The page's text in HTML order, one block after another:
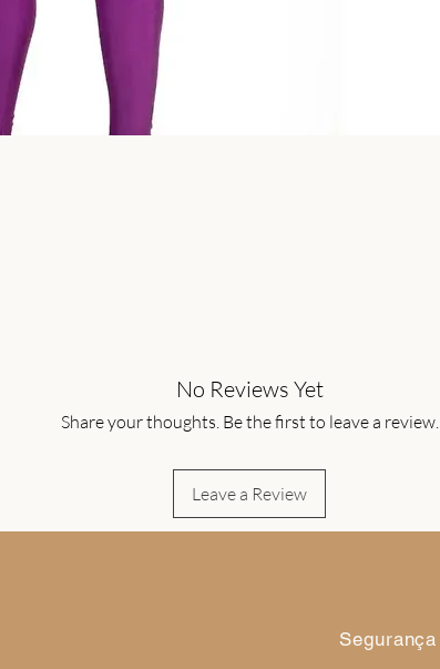
No Reviews Yet
Share your thoughts. Be the first to leave a review.
Leave a Review
Segurança